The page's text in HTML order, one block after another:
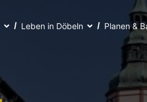
Leben in Döbeln Planen &